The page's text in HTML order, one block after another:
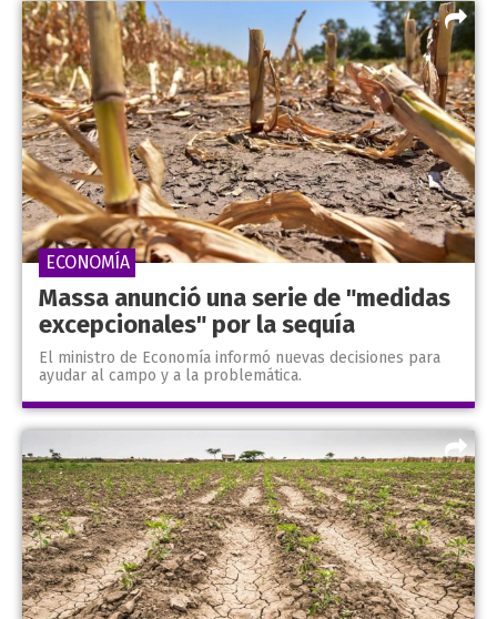
Massa anunció una serie de "medidas
excepcionales" por la sequía
El ministro de Economía informó nuevas decisiones para
ayudar al campo y a la problemática.
ECONOMÍA